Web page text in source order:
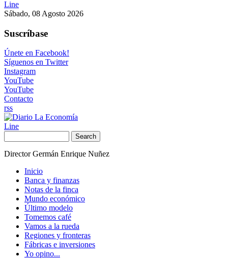
Line
Sábado, 08 Agosto 2026
Suscríbase
Únete en Facebook!
Síguenos en Twitter
Instagram
YouTube
YouTube
Contacto
rss
Line
Search
Director Germán Enrique Nuñez
Inicio
Banca y finanzas
Notas de la finca
Mundo económico
Último modelo
Tomemos café
Vamos a la rueda
Regiones y fronteras
Fábricas e inversiones
Yo opino...